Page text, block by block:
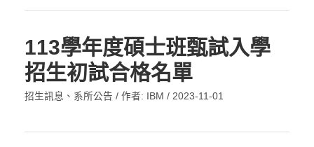
113學年度碩士班甄試入學
招生初試合格名單
招生訊息 、 系所公告 / 作者: IBM / 2023-11-01